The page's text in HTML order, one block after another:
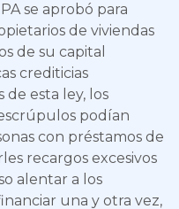
se aprobó para
de viviendas
de su capital
crediticias
de esta ley, los
podían
con préstamos de
recargos excesivos
alentar a los
una y otra vez,